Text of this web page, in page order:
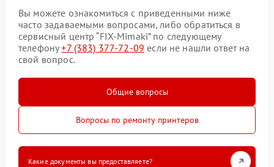
Вы можете ознакомиться с приведенными ниже
часто задаваемыми вопросами, либо обратиться в
сервисный центр “FIX-Mimaki” по следующему
телефону+7 (383) 377-72-09 если не нашли ответ на
свой вопрос.
Общие вопросы
Вопросы по ремонту принтеров
Какие документы вы предоставляете?